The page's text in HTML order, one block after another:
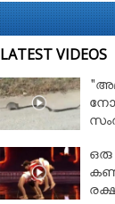
LATEST VIDEOS
ഒരു